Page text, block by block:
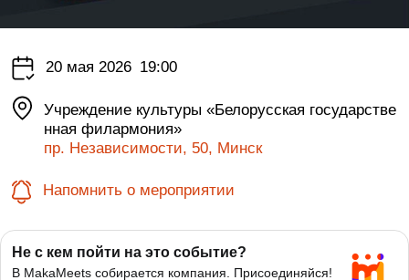
20 мая 2026 19:00
Учреждение культуры «Белорусская государстве
нная филармония»
пр. Независимости, 50, Минск
Напомнить о мероприятии